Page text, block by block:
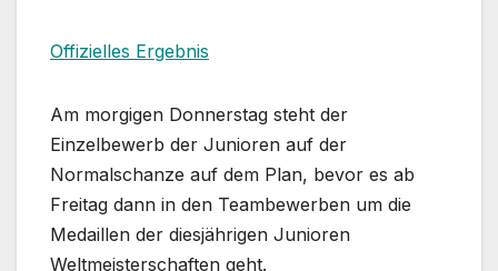
Offizielles Ergebnis
Am morgigen Donnerstag steht der
Einzelbewerb der Junioren auf der
Normalschanze auf dem Plan, bevor es ab
Freitag dann in den Teambewerben um die
Medaillen der diesjährigen Junioren
Weltmeisterschaften geht.